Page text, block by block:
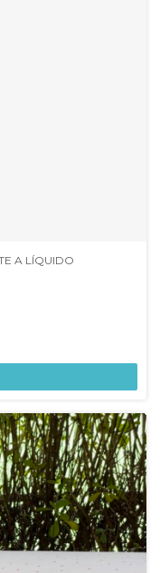
A LÍQUIDO